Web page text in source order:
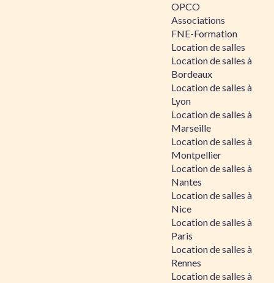
OPCO
Associations
FNE-Formation
Location de salles
Location de salles à
Bordeaux
Location de salles à
Lyon
Location de salles à
Marseille
Location de salles à
Montpellier
Location de salles à
Nantes
Location de salles à
Nice
Location de salles à
Paris
Location de salles à
Rennes
Location de salles à